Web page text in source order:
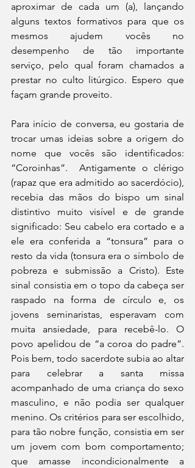
aproximar de cada um (a), lançando
alguns textos formativos para que os
mesmos ajudem vocês no
desempenho de tão importante
serviço, pelo qual foram chamados a
prestar no culto litúrgico. Espero que
façam grande proveito.
Para início de conversa, eu gostaria de
trocar umas ideias sobre a origem do
nome que vocês são identificados:
“Coroinhas”.  Antigamente o clérigo
(rapaz que era admitido ao sacerdócio),
recebia das mãos do bispo um sinal
distintivo muito visível e de grande
significado: Seu cabelo era cortado e a
ele era conferida a “tonsura” para o
resto da vida (tonsura era o símbolo de
pobreza e submissão a Cristo). Este
sinal consistia em o topo da cabeça ser
raspado na forma de círculo e, os
jovens seminaristas, esperavam com
muita ansiedade, para recebê-lo. O
povo apelidou de “a coroa do padre”.
Pois bem, todo sacerdote subia ao altar
para celebrar a santa missa
acompanhado de uma criança do sexo
masculino, e não podia ser qualquer
menino. Os critérios para ser escolhido,
para tão nobre função, consistia em ser
um jovem com bom comportamento;
que amasse incondicionalmente a